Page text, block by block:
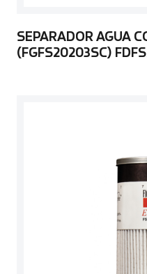
SEPARADOR AGUA
(FGFS20203SC)